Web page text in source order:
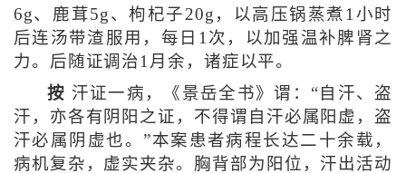
6g、鹿茸5g、枸杞子20g，以高压锅蒸煮1小时
后连汤带渣服用，每日1次，以加强温补脾肾之
力。后随证调治1月余，诸症以平。
按 汗证一病，《景岳全书》谓：“自汗、盗
汗，亦各有阴阳之证，不得谓自汗必属阳虚，盗
汗必属阴虚也。”本案患者病程长达二十余载，
病机复杂，虚实夹杂。胸背部为阳位，汗出活动